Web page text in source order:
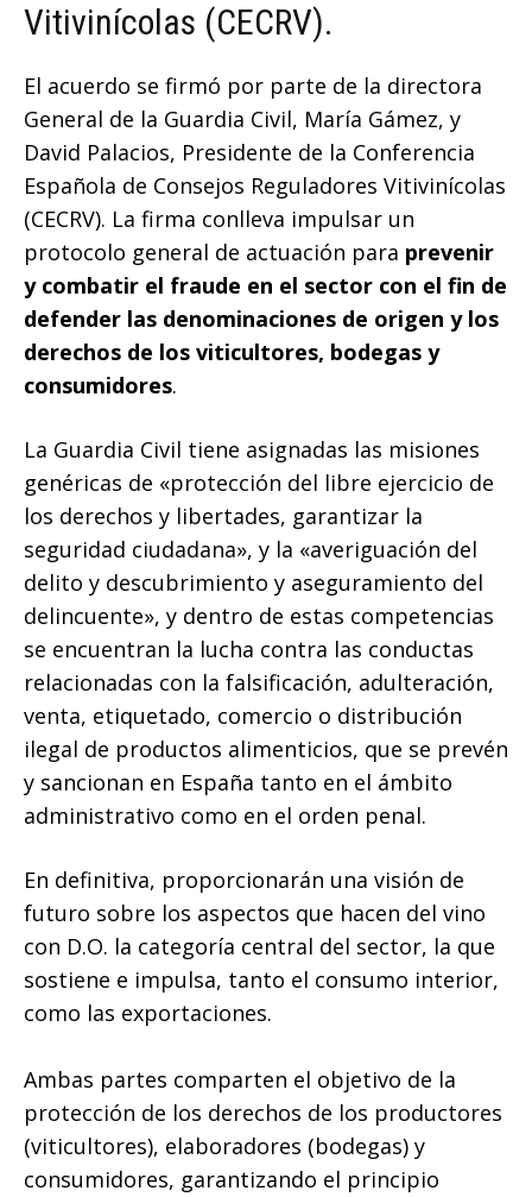
Vitivinícolas (CECRV).
El acuerdo se firmó por parte de la directora
General de la Guardia Civil, María Gámez, y
David Palacios, Presidente de la Conferencia
Española de Consejos Reguladores Vitivinícolas
(CECRV). La firma conlleva impulsar un
protocolo general de actuación para prevenir
y combatir el fraude en el sector con el fin de
defender las denominaciones de origen y los
derechos de los viticultores, bodegas y
consumidores.
La Guardia Civil tiene asignadas las misiones
genéricas de «protección del libre ejercicio de
los derechos y libertades, garantizar la
seguridad ciudadana», y la «averiguación del
delito y descubrimiento y aseguramiento del
delincuente», y dentro de estas competencias
se encuentran la lucha contra las conductas
relacionadas con la falsificación, adulteración,
venta, etiquetado, comercio o distribución
ilegal de productos alimenticios, que se prevén
y sancionan en España tanto en el ámbito
administrativo como en el orden penal.
En definitiva, proporcionarán una visión de
futuro sobre los aspectos que hacen del vino
con D.O. la categoría central del sector, la que
sostiene e impulsa, tanto el consumo interior,
como las exportaciones.
Ambas partes comparten el objetivo de la
protección de los derechos de los productores
(viticultores), elaboradores (bodegas) y
consumidores, garantizando el principio